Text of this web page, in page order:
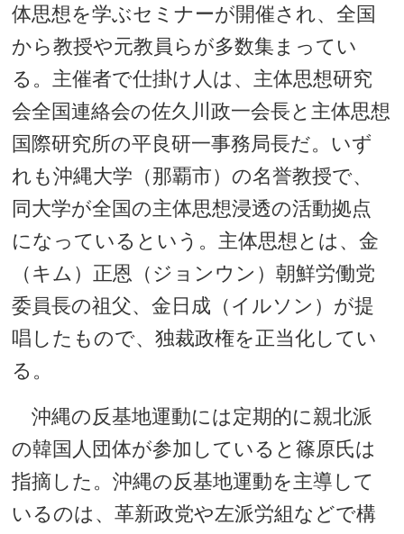
体思想を学ぶセミナーが開催され、全国
から教授や元教員らが多数集まってい
る。主催者で仕掛け人は、主体思想研究
会全国連絡会の佐久川政一会長と主体思想
国際研究所の平良研一事務局長だ。いず
れも沖縄大学（那覇市）の名誉教授で、
同大学が全国の主体思想浸透の活動拠点
になっているという。主体思想とは、金
（キム）正恩（ジョンウン）朝鮮労働党
委員長の祖父、金日成（イルソン）が提
唱したもので、独裁政権を正当化してい
る。
沖縄の反基地運動には定期的に親北派
の韓国人団体が参加していると篠原氏は
指摘した。沖縄の反基地運動を主導して
いるのは、革新政党や左派労組などで構